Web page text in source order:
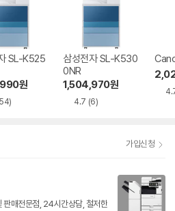
SL-K525
원
삼성전자 SL-K530
0NR
1,504,970원
4.7 (6)
가입신청
판매전문점, 24시간상담, 철저한